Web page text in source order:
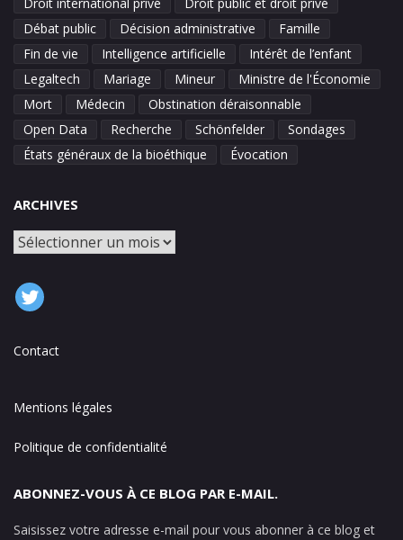
Débat public
Décision administrative
Famille
Fin de vie
Intelligence artificielle
Intérêt de l’enfant
Legaltech
Mariage Mineur
Ministre de l'Économie
Mort
Médecin
Obstination déraisonnable
Open Data
Recherche Schönfelder
Sondages
États généraux de la bioéthique
Évocation
ARCHIVES
Archives
Contact
Mentions légales
Politique de confidentialité
ABONNEZ-VOUS À CE BLOG PAR E-MAIL.
Saisissez votre adresse e-mail pour vous abonner à ce blog et